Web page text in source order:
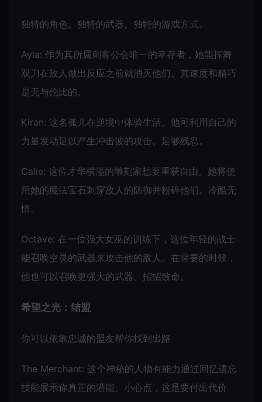
独特的角色。独特的武器。独特的游戏方式。
Ayla: 作为其所属刺客公会唯一的幸存者，她能挥舞
双刀在敌人做出反应之前就消灭他们。其速度和精巧
是无与伦比的。
Kiran: 这名孤儿在逆境中体验生活。他可利用自己的
力量发动足以产生冲击波的攻击。足够残忍。
Calie: 这位才华横溢的雕刻家想要重获自由。她将使
用她的魔法宝石刺穿敌人的防御并粉碎他们。冷酷无
情。
Octave: 在一位强大女巫的训练下，这位年轻的战士
能召唤空灵的武器来攻击他的敌人。在需要的时候，
他也可以召唤更强大的武器。招招致命。
希望之光：结盟
你可以依靠忠诚的盟友帮你找到出路
The Merchant: 这个神秘的人物有能力通过回忆遗忘
技能展示你真正的潜能。小心点，这是要付出代价